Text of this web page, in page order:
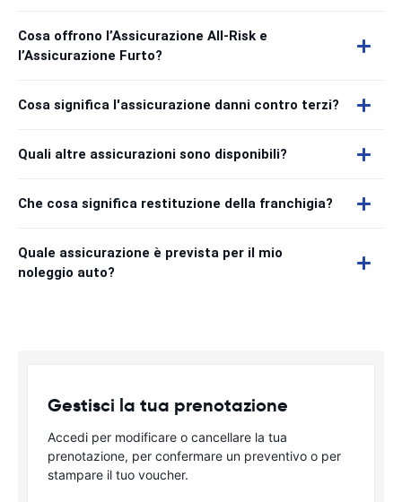
Cosa offrono l’Assicurazione All-Risk e
l’Assicurazione Furto?
Cosa significa l'assicurazione danni contro terzi?
Quali altre assicurazioni sono disponibili?
Che cosa significa restituzione della franchigia?
Quale assicurazione è prevista per il mio
noleggio auto?
Gestisci la tua prenotazione
Accedi per modificare o cancellare la tua
prenotazione, per confermare un preventivo o per
stampare il tuo voucher.